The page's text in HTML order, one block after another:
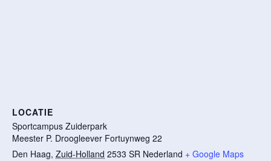
LOCATIE
Sportcampus Zuiderpark
Meester P. Droogleever Fortuynweg 22
Den Haag, Zuid-Holland 2533 SR Nederland + Google Maps